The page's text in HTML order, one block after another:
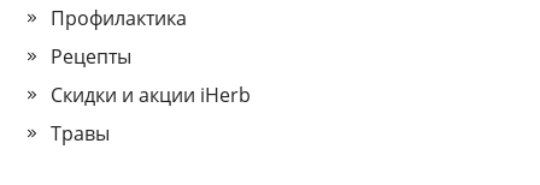
Профилактика
Рецепты
Скидки и акции iHerb
Травы